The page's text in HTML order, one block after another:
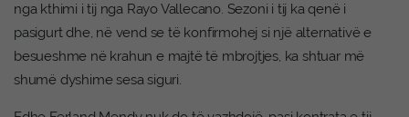
nga kthimi i tij nga Rayo Vallecano. Sezoni i tij ka qenë i
pasigurt dhe, në vend se të konfirmohej si një alternativë e
besueshme në krahun e majtë të mbrojtjes, ka shtuar më
shumë dyshime sesa siguri.